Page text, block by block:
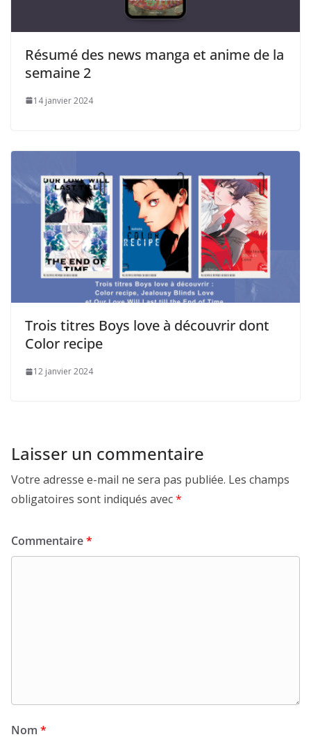
Résumé des news manga et anime de la
semaine 2
14 janvier 2024
Trois titres Boys love à découvrir dont
Color recipe
12 janvier 2024
Laisser un commentaire
Votre adresse e-mail ne sera pas publiée. Les champs
obligatoires sont indiqués avec*
Commentaire*
Nom *